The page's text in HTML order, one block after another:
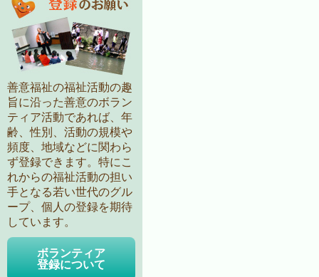
善意福祉の福祉活動の趣
旨に沿った善意のボラン
ティア活動であれば、年
齢、性別、活動の規模や
頻度、地域などに関わら
ず登録できます。特にこ
れからの福祉活動の担い
手となる若い世代のグル
ープ、個人の登録を期待
しています。
ボランティア
登録について